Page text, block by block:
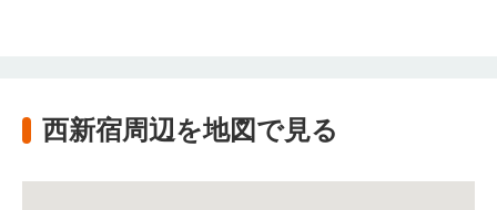
西新宿周辺を地図で見る